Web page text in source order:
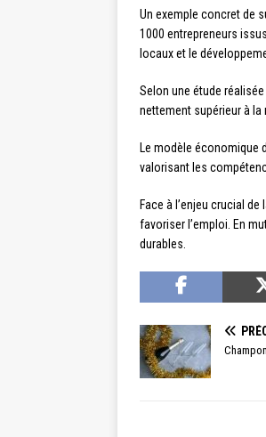
Un exemple concret de
1000 entrepreneurs
locaux et le
Selon une étude
nettement supérieur à la
Le modèle économique
valorisant les
Face à l’enjeu crucial
favoriser l’emploi. En
durables.